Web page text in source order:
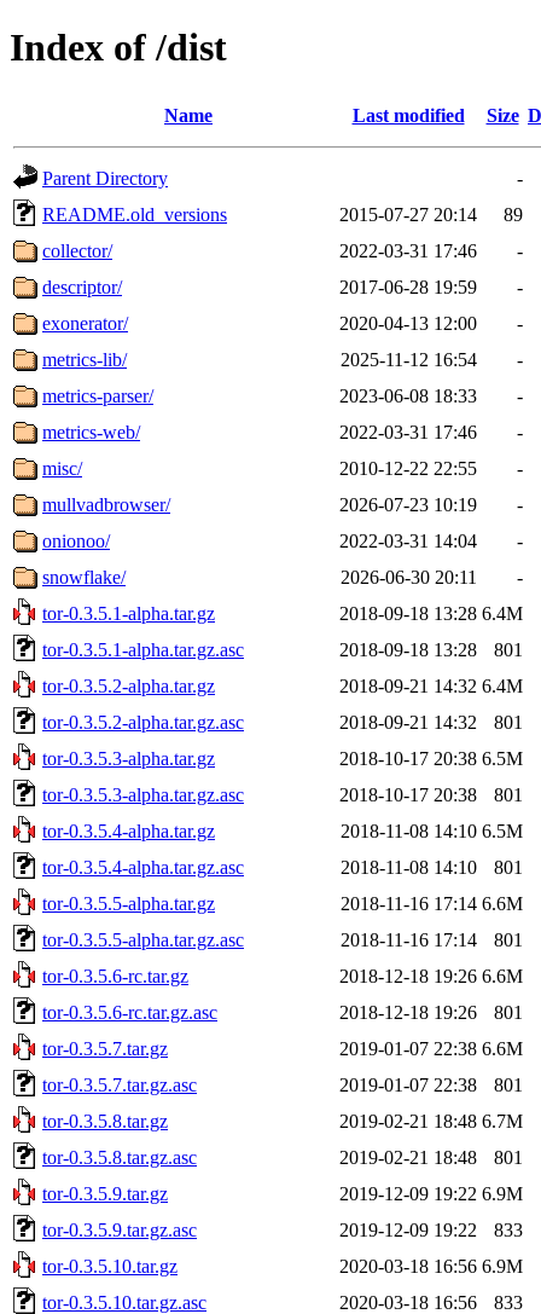
Index of /dist
Name Last modified Size
Parent Directory
-
README.old_versions
2015-07-27 20:14
89
collector/
2022-03-31 17:46
-
descriptor/
2017-06-28 19:59
-
exonerator/
2020-04-13 12:00
-
metrics-lib/
2025-11-12 16:54
-
metrics-parser/
2023-06-08 18:33
-
metrics-web/
2022-03-31 17:46
-
misc/
2010-12-22 22:55
-
mullvadbrowser/
2026-07-23 10:19
-
onionoo/
2022-03-31 14:04
-
snowflake/
2026-06-30 20:11
-
tor-0.3.5.1-alpha.tar.gz
2018-09-18 13:28 6.4M
tor-0.3.5.1-alpha.tar.gz.asc
2018-09-18 13:28
801
tor-0.3.5.2-alpha.tar.gz
2018-09-21 14:32 6.4M
tor-0.3.5.2-alpha.tar.gz.asc
2018-09-21 14:32
801
tor-0.3.5.3-alpha.tar.gz
2018-10-17 20:38 6.5M
tor-0.3.5.3-alpha.tar.gz.asc
2018-10-17 20:38
801
tor-0.3.5.4-alpha.tar.gz
2018-11-08 14:10 6.5M
tor-0.3.5.4-alpha.tar.gz.asc
2018-11-08 14:10
801
tor-0.3.5.5-alpha.tar.gz
2018-11-16 17:14 6.6M
tor-0.3.5.5-alpha.tar.gz.asc
2018-11-16 17:14
801
tor-0.3.5.6-rc.tar.gz
2018-12-18 19:26 6.6M
tor-0.3.5.6-rc.tar.gz.asc
2018-12-18 19:26
801
tor-0.3.5.7.tar.gz
2019-01-07 22:38 6.6M
tor-0.3.5.7.tar.gz.asc
2019-01-07 22:38
801
tor-0.3.5.8.tar.gz
2019-02-21 18:48 6.7M
tor-0.3.5.8.tar.gz.asc
2019-02-21 18:48
801
tor-0.3.5.9.tar.gz
2019-12-09 19:22 6.9M
tor-0.3.5.9.tar.gz.asc
2019-12-09 19:22
833
tor-0.3.5.10.tar.gz
2020-03-18 16:56 6.9M
tor-0.3.5.10.tar.gz.asc
2020-03-18 16:56
833